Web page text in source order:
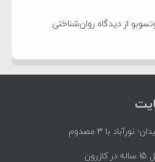
از دیدگاه روان‌شناختی